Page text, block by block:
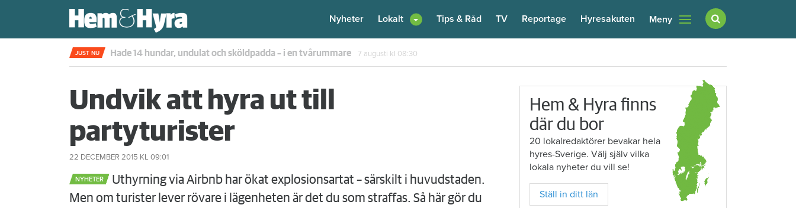
Nyheter Lokalt Tips & Råd TV Reportage Hyresakuten Meny
JUST NU Kompisdealen blev verklighet – 40 år senare: "Flera fina fördelar med att dela bostad"
Undvik att hyra ut till
partyturister
22 DECEMBER 2015 KL 09:01
NYHETER
Uthyrning via Airbnb har ökat explosionsartat – särskilt i huvudstaden.
Men om turister lever rövare i lägenheten är det du som straffas. Så här gör du
Hem & Hyra finns
där du bor
20 lokalredaktörer bevakar hela
hyres-Sverige. Välj själv vilka
lokala nyheter du vill se!
Ställ in ditt län